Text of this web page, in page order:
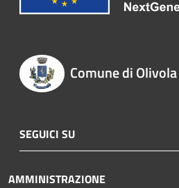
Comune di Olivola
SEGUICI SU
AMMINISTRAZIONE